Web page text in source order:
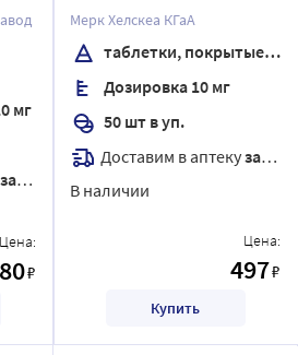
мг
завтра
Цена:
₽
пленочной оболочкой
Мерк Хелскеа КГаА
таблетки, покрытые пленочной оболочкой
Дозировка 10 мг
50 шт в уп.
Доставим в аптекузавтра
В наличии
Цена:
497₽
Купить